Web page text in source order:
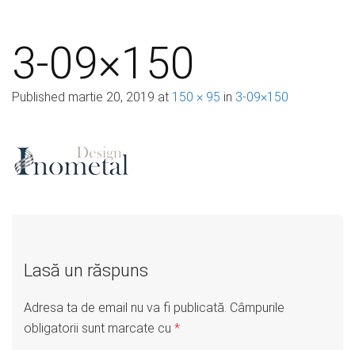
3-09×150
Published martie 20, 2019 at 150 × 95 in 3-09×150
Lasă un răspuns
Adresa ta de email nu va fi publicată. Câmpurile
obligatorii sunt marcate cu *